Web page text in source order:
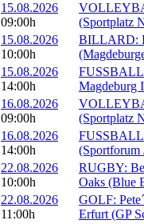
15.08.2026
09:00h
(Sportplatz
15.08.2026
10:00h
BILLARD:
15.08.2026
14:00h
Magdeburg
16.08.2026
09:00h
(Sportplatz
16.08.2026
14:00h
(Sportforum
22.08.2026
10:00h
RUGBY:
Oaks (Blue
22.08.2026
11:00h
GOLF:
Erfurt (GP